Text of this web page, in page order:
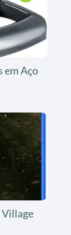
em Aço
Village